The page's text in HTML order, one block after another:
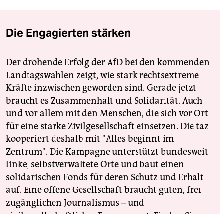
Die Engagierten stärken
Der drohende Erfolg der AfD bei den kommenden
Landtagswahlen zeigt, wie stark rechtsextreme
Kräfte inzwischen geworden sind. Gerade jetzt
braucht es Zusammenhalt und Solidarität. Auch
und vor allem mit den Menschen, die sich vor Ort
für eine starke Zivilgesellschaft einsetzen. Die taz
kooperiert deshalb mit "Alles beginnt im
Zentrum". Die Kampagne unterstützt bundesweit
linke, selbstverwaltete Orte und baut einen
solidarischen Fonds für deren Schutz und Erhalt
auf. Eine offene Gesellschaft braucht guten, frei
zugänglichen Journalismus – und